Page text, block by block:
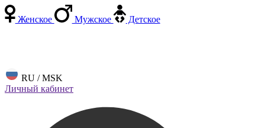
Женское Мужское Детское
RU / MSK
Личный кабинет